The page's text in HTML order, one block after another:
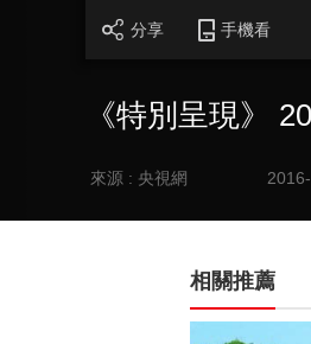
分享 手機看
《特別呈現》
來源 : 央視網
相關推薦